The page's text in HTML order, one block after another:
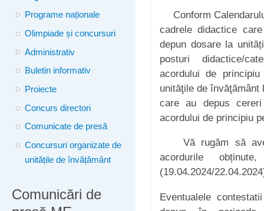
Programe naționale
Olimpiade și concursuri
Administrativ
Buletin informativ
Proiecte
Concurs directori
Comunicate de presă
Concursuri organizate de
unitățile de învățământ
Comunicări de
Conform
cadrele didactice
depun dosare la
posturi didactice/
acordului de
unităţile de
care au depus
acordului de principiu
Vă rugăm să
acordurile
(19.04.2024/
Eventualele